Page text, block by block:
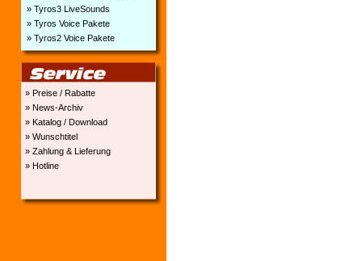
» Tyros3 LiveSounds
» Tyros Voice Pakete
» Tyros2 Voice Pakete
» Preise / Rabatte
» News-Archiv
» Katalog / Download
» Wunschtitel
» Zahlung & Lieferung
» Hotline